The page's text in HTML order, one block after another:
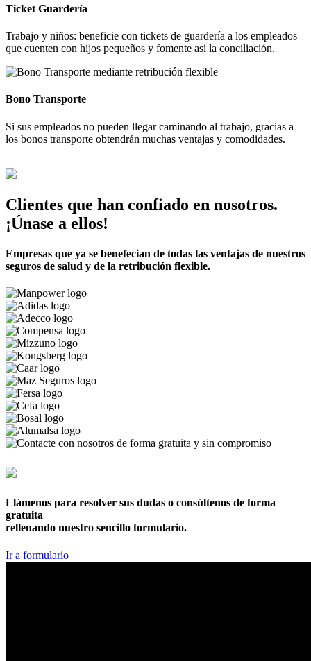
Ticket Guardería
Trabajo y niños: beneficie con tickets de guardería a los empleados
que cuenten con hijos pequeños y fomente así la conciliación.
Bono Transporte
Si sus empleados no pueden llegar caminando al trabajo, gracias a
los bonos transporte obtendrán muchas ventajas y comodidades.
Clientes que han confiado en nosotros.
¡Únase a ellos!
Empresas que ya se benefecian de todas las ventajas de nuestros
seguros de salud y de la retribución flexible.
Llámenos para resolver sus dudas o consúltenos de forma
gratuita
rellenando nuestro sencillo formulario.
Ir a formulario